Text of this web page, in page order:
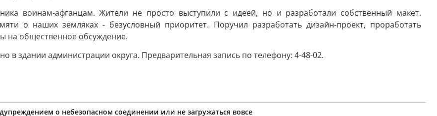
воинам-афганцам. Жители не просто выступили с идеей, но и разработали собственный макет.
о наших земляках - безусловный приоритет. Поручил разработать дизайн-проект, проработать
на общественное обсуждение.
здании администрации округа. Предварительная запись по телефону: 4-48-02.
о небезопасном соединении или не загружаться вовсе